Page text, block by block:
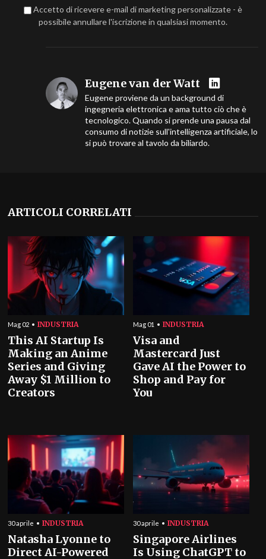
Accetto di ricevere e-mail di marketing personalizzate - è
possibile annullare l'iscrizione in qualsiasi momento.
Eugene van der Watt
Eugene proviene da un background di
ingegneria elettronica e ama tutto ciò che è
tecnologico. Quando si prende una pausa dal
consumo di notizie sull'intelligenza artificiale, lo
si può trovare al tavolo da biliardo.
ARTICOLI CORRELATI
Mag 02 INDUSTRIA
This AI Startup Is
Making an Anime
Series and Giving
Away $1 Million to
Creators
Mag 01 INDUSTRIA
Visa and
Mastercard Just
Gave AI the Power to
Shop and Pay for
You
30 aprile INDUSTRIA
Natasha Lyonne to
Direct AI-Powered
30 aprile INDUSTRIA
Singapore Airlines
Is Using ChatGPT to